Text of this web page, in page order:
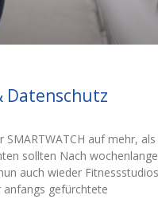
Datenschutz
SMARTWATCH auf mehr, als
sollten Nach
auch wieder Fitnessstudios
gefürchtete